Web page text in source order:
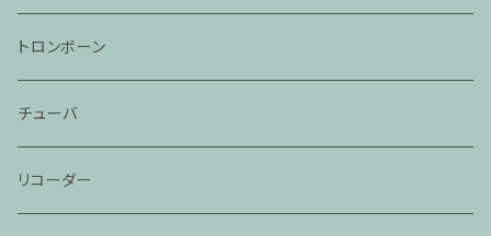
トロンボーン
チューバ
リコーダー